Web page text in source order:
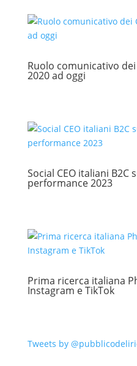
Ruolo comunicativo dei
2020 ad oggi
Social CEO italiani B2C
performance 2023
Prima ricerca italiana
Instagram e TikTok
Tweets by